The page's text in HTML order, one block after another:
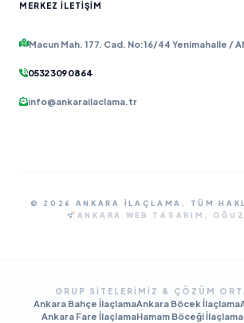
MERKEZ İLETIŞIM
Macun Mah. 177. Cad. No:16/44 Yenimahalle /
0532 309 08 64
info@ankarailaclama.tr
© 2026 ANKARA İLAÇLAMA. TÜM
ANKARA WEB TASARIM:
GRUP SITELERIMIZ & ÇÖZÜM
Ankara Bahçe İlaçlamaAnkara Böcek İlaçlama
Ankara Fare İlaçlamaHamam Böceği İlaçlama